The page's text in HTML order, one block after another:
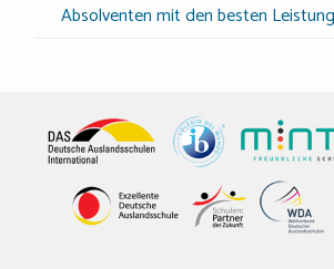
Absolventen mit den besten